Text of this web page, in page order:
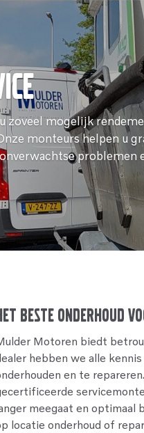
zoveel mogelijk
monteurs helpen u
problemen
beste onderhoud
Motoren biedt
hebben we alle
en te
meegaat en optimaal
locatie onderhoud of